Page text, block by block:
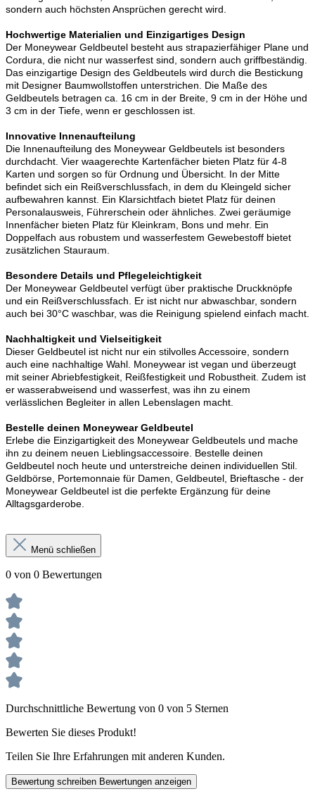
sondern auch höchsten Ansprüchen gerecht wird.
Hochwertige Materialien und Einzigartiges Design
Der Moneywear Geldbeutel besteht aus strapazierfähiger Plane und
Cordura, die nicht nur wasserfest sind, sondern auch griffbeständig.
Das einzigartige Design des Geldbeutels wird durch die Bestickung
mit Designer Baumwollstoffen unterstrichen. Die Maße des
Geldbeutels betragen ca. 16 cm in der Breite, 9 cm in der Höhe und
3 cm in der Tiefe, wenn er geschlossen ist.
Innovative Innenaufteilung
Die Innenaufteilung des Moneywear Geldbeutels ist besonders
durchdacht. Vier waagerechte Kartenfächer bieten Platz für 4-8
Karten und sorgen so für Ordnung und Übersicht. In der Mitte
befindet sich ein Reißverschlussfach, in dem du Kleingeld sicher
aufbewahren kannst. Ein Klarsichtfach bietet Platz für deinen
Personalausweis, Führerschein oder ähnliches. Zwei geräumige
Innenfächer bieten Platz für Kleinkram, Bons und mehr. Ein
Doppelfach aus robustem und wasserfestem Gewebestoff bietet
zusätzlichen Stauraum.
Besondere Details und Pflegeleichtigkeit
Der Moneywear Geldbeutel verfügt über praktische Druckknöpfe
und ein Reißverschlussfach. Er ist nicht nur abwaschbar, sondern
auch bei 30°C waschbar, was die Reinigung spielend einfach macht.
Nachhaltigkeit und Vielseitigkeit
Dieser Geldbeutel ist nicht nur ein stilvolles Accessoire, sondern
auch eine nachhaltige Wahl. Moneywear ist vegan und überzeugt
mit seiner Abriebfestigkeit, Reißfestigkeit und Robustheit. Zudem ist
er wasserabweisend und wasserfest, was ihn zu einem
verlässlichen Begleiter in allen Lebenslagen macht.
Bestelle deinen Moneywear Geldbeutel
Erlebe die Einzigartigkeit des Moneywear Geldbeutels und mache
ihn zu deinem neuen Lieblingsaccessoire. Bestelle deinen
Geldbeutel noch heute und unterstreiche deinen individuellen Stil.
Geldbörse, Portemonnaie für Damen, Geldbeutel, Brieftasche - der
Moneywear Geldbeutel ist die perfekte Ergänzung für deine
Alltagsgarderobe.
Menü schließen
0 von 0 Bewertungen
Durchschnittliche Bewertung von 0 von 5 Sternen
Bewerten Sie dieses Produkt!
Teilen Sie Ihre Erfahrungen mit anderen Kunden.
Bewertung schreiben Bewertungen anzeigen